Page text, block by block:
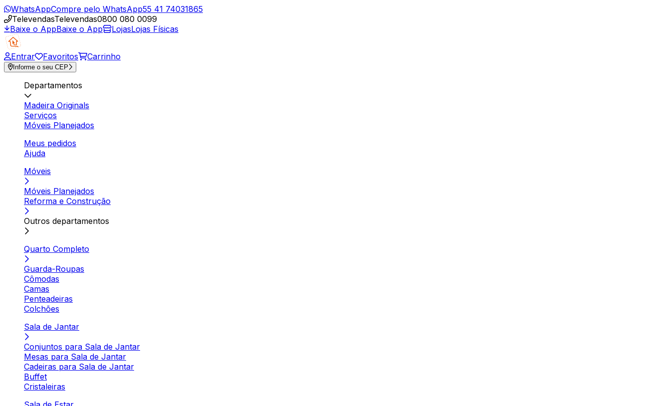
WhatsAppCompre pelo WhatsApp55 41 74031865
TelevendasTelevendas0800 080 0099
Baixe o AppBaixe o App LojasLojas Físicas
Entrar Favoritos Carrinho
Informe o seu CEP
Departamentos
Madeira Originals
Serviços
Móveis Planejados
Meus pedidos
Ajuda
Móveis
Móveis Planejados
Reforma e Construção
Outros departamentos
Quarto Completo
Guarda-Roupas
Cômodas
Camas
Penteadeiras
Colchões
Sala de Jantar
Conjuntos para Sala de Jantar
Mesas para Sala de Jantar
Cadeiras para Sala de Jantar
Buffet
Cristaleiras